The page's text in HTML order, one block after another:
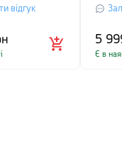
відгук
Curl
5
Є в